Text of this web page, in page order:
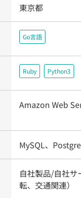
東京都
Go言語
Ruby Python3
Amazon Web
MySQL、
自社製品/自社サ
転、交通関連）